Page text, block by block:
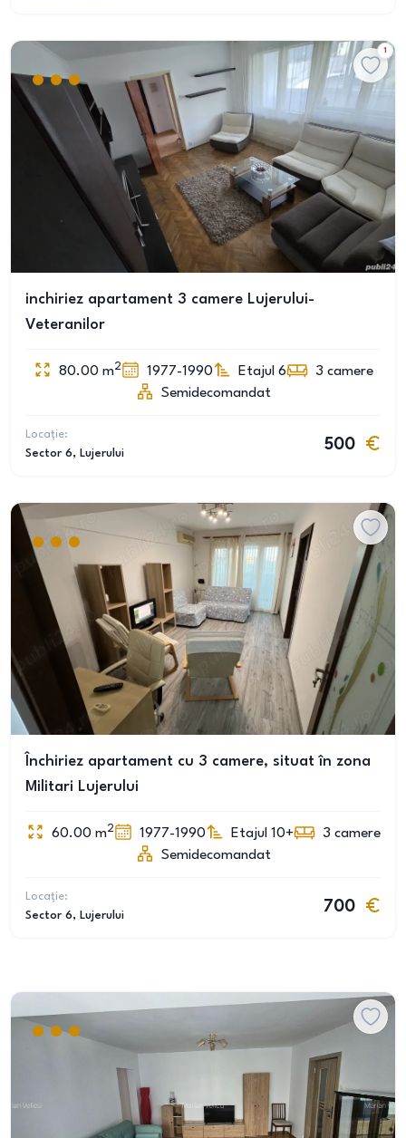
1
inchiriez apartament 3 camere Lujerului-
Veteranilor
80.00 m2 1977-1990 Etajul 6 3 camere
Semidecomandat
Locație:
Sector 6, Lujerului
500
Închiriez apartament cu 3 camere, situat în zona
Militari Lujerului
60.00 m2 1977-1990 Etajul 10+ 3 camere
Semidecomandat
Locație:
Sector 6, Lujerului
700